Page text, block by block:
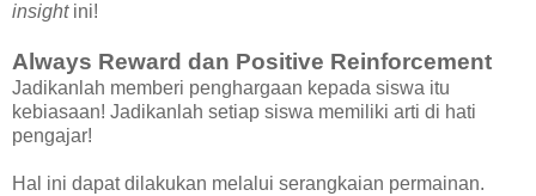
insightini!
Always Reward dan Positive Reinforcement
Jadikanlah memberi penghargaan kepada siswa itu
kebiasaan! Jadikanlah setiap siswa memiliki arti di hati
pengajar!
Hal ini dapat dilakukan melalui serangkaian permainan.